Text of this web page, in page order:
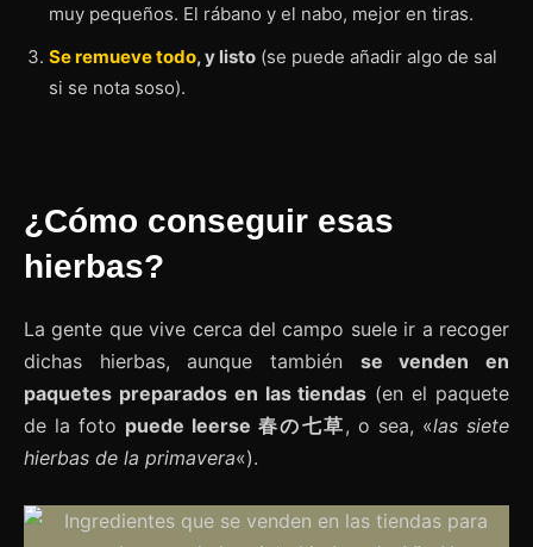
muy pequeños. El rábano y el nabo, mejor en tiras.
Se remueve todo, y listo (se puede añadir algo de sal
si se nota soso).
¿Cómo conseguir esas
hierbas?
La gente que vive cerca del campo suele ir a recoger
dichas hierbas, aunque también se venden en
paquetes preparados en las tiendas (en el paquete
de la foto puede leerse 春の七草, o sea, «las siete
hierbas de la primavera«).